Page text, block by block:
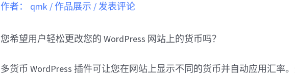
作者： qmk /作品展示 /发表评论
您希望用户轻松更改您的 WordPress 网站上的货币吗？
多货币 WordPress 插件可让您在网站上显示不同的货币并自动应用汇率